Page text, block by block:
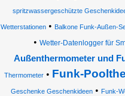
spritzwassergeschützte
Wetterstationen • Balkone Funk-Außen-
• Wetter-Datenlogger für
Außenthermometer und
Thermometer • Funk-
Geschenke Geschenkideen• Funk-